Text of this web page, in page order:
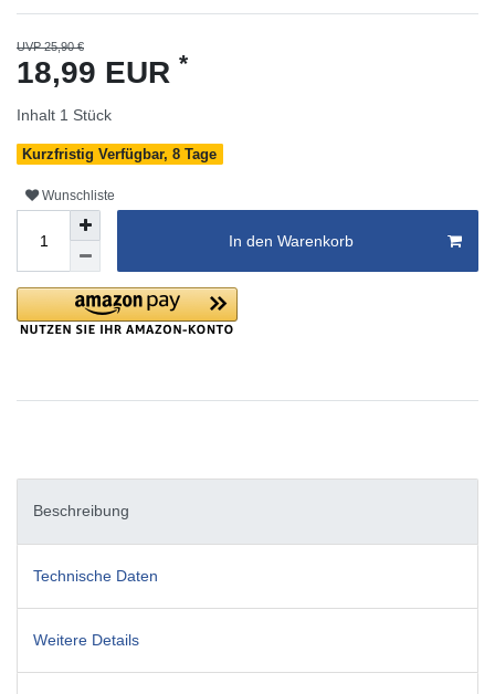
UVP 25,90 €
18,99 EUR *
Inhalt 1 Stück
Kurzfristig Verfügbar, 8 Tage
Wunschliste
In den Warenkorb
Beschreibung
Technische Daten
Weitere Details